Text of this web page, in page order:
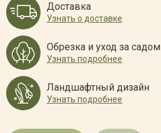
Доставка
Узнать о доставке
Обрезка и уход за садом
Узнать подробнее
Ландшафтный дизайн
Узнать подробнее